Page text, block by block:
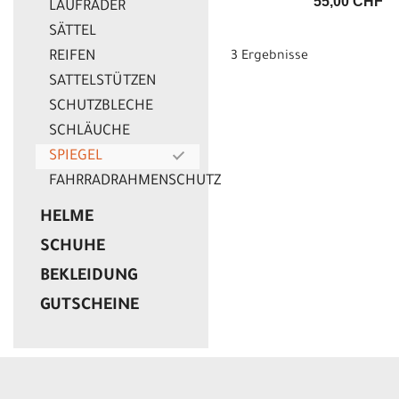
LAUFRÄDER
SÄTTEL
REIFEN
SATTELSTÜTZEN
SCHUTZBLECHE
SCHLÄUCHE
SPIEGEL
FAHRRADRAHMENSCHUTZ
HELME
SCHUHE
BEKLEIDUNG
GUTSCHEINE
3 Ergebnisse